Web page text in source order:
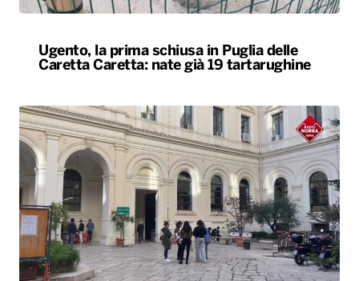
Ugento, la prima schiusa in Puglia delle
Caretta Caretta: nate già 19 tartarughine